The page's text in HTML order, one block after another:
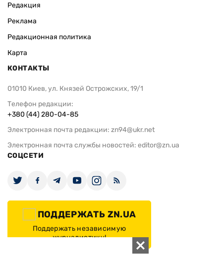
Редакция
Реклама
Редакционная политика
Карта
КОНТАКТЫ
01010 Киев, ул. Князей Острожских, 19/1
Телефон редакции:
+380 (44) 280-04-85
Электронная почта редакции: zn94@ukr.net
Электронная почта службы новостей: editor@zn.ua
СОЦСЕТИ
ПОДДЕРЖАТЬ ZN.UA
Поддержать независимую
журналистику!